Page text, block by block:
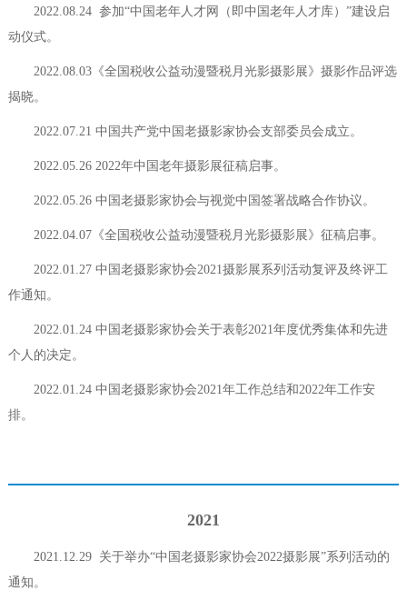
2022.08.24 参加“中国老年人才网（即中国老年人才库）”建设启
动仪式。
2022.08.03《全国税收公益动漫暨税月光影摄影展》摄影作品评选
揭晓。
2022.07.21 中国共产党中国老摄影家协会支部委员会成立。
2022.05.26 2022年中国老年摄影展征稿启事。
2022.05.26 中国老摄影家协会与视觉中国签署战略合作协议。
2022.04.07《全国税收公益动漫暨税月光影摄影展》征稿启事。
2022.01.27 中国老摄影家协会2021摄影展系列活动复评及终评工
作通知。
2022.01.24 中国老摄影家协会关于表彰2021年度优秀集体和先进
个人的决定。
2022.01.24 中国老摄影家协会2021年工作总结和2022年工作安
排。
2021
2021.12.29 关于举办“中国老摄影家协会2022摄影展”系列活动的
通知。